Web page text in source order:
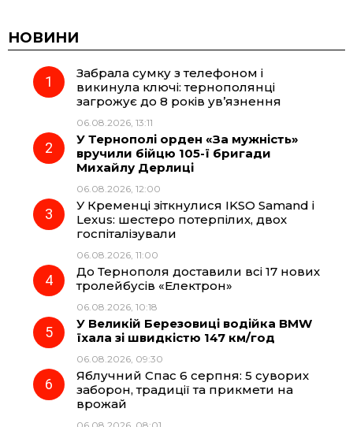
c
e
o
k
e
r
a
m
t
A
НОВИНИ
Забрала сумку з телефоном і
викинула ключі: тернополянці
загрожує до 8 років ув’язнення
06.08.2026, 13:11
У Тернополі орден «За мужність»
вручили бійцю 105-ї бригади
Михайлу Дерлиці
06.08.2026, 12:00
У Кременці зіткнулися IKSO Samand і
Lexus: шестеро потерпілих, двох
госпіталізували
06.08.2026, 11:00
До Тернополя доставили всі 17 нових
тролейбусів «Електрон»
06.08.2026, 10:18
У Великій Березовиці водійка BMW
їхала зі швидкістю 147 км/год
06.08.2026, 09:30
Яблучний Спас 6 серпня: 5 суворих
заборон, традиції та прикмети на
врожай